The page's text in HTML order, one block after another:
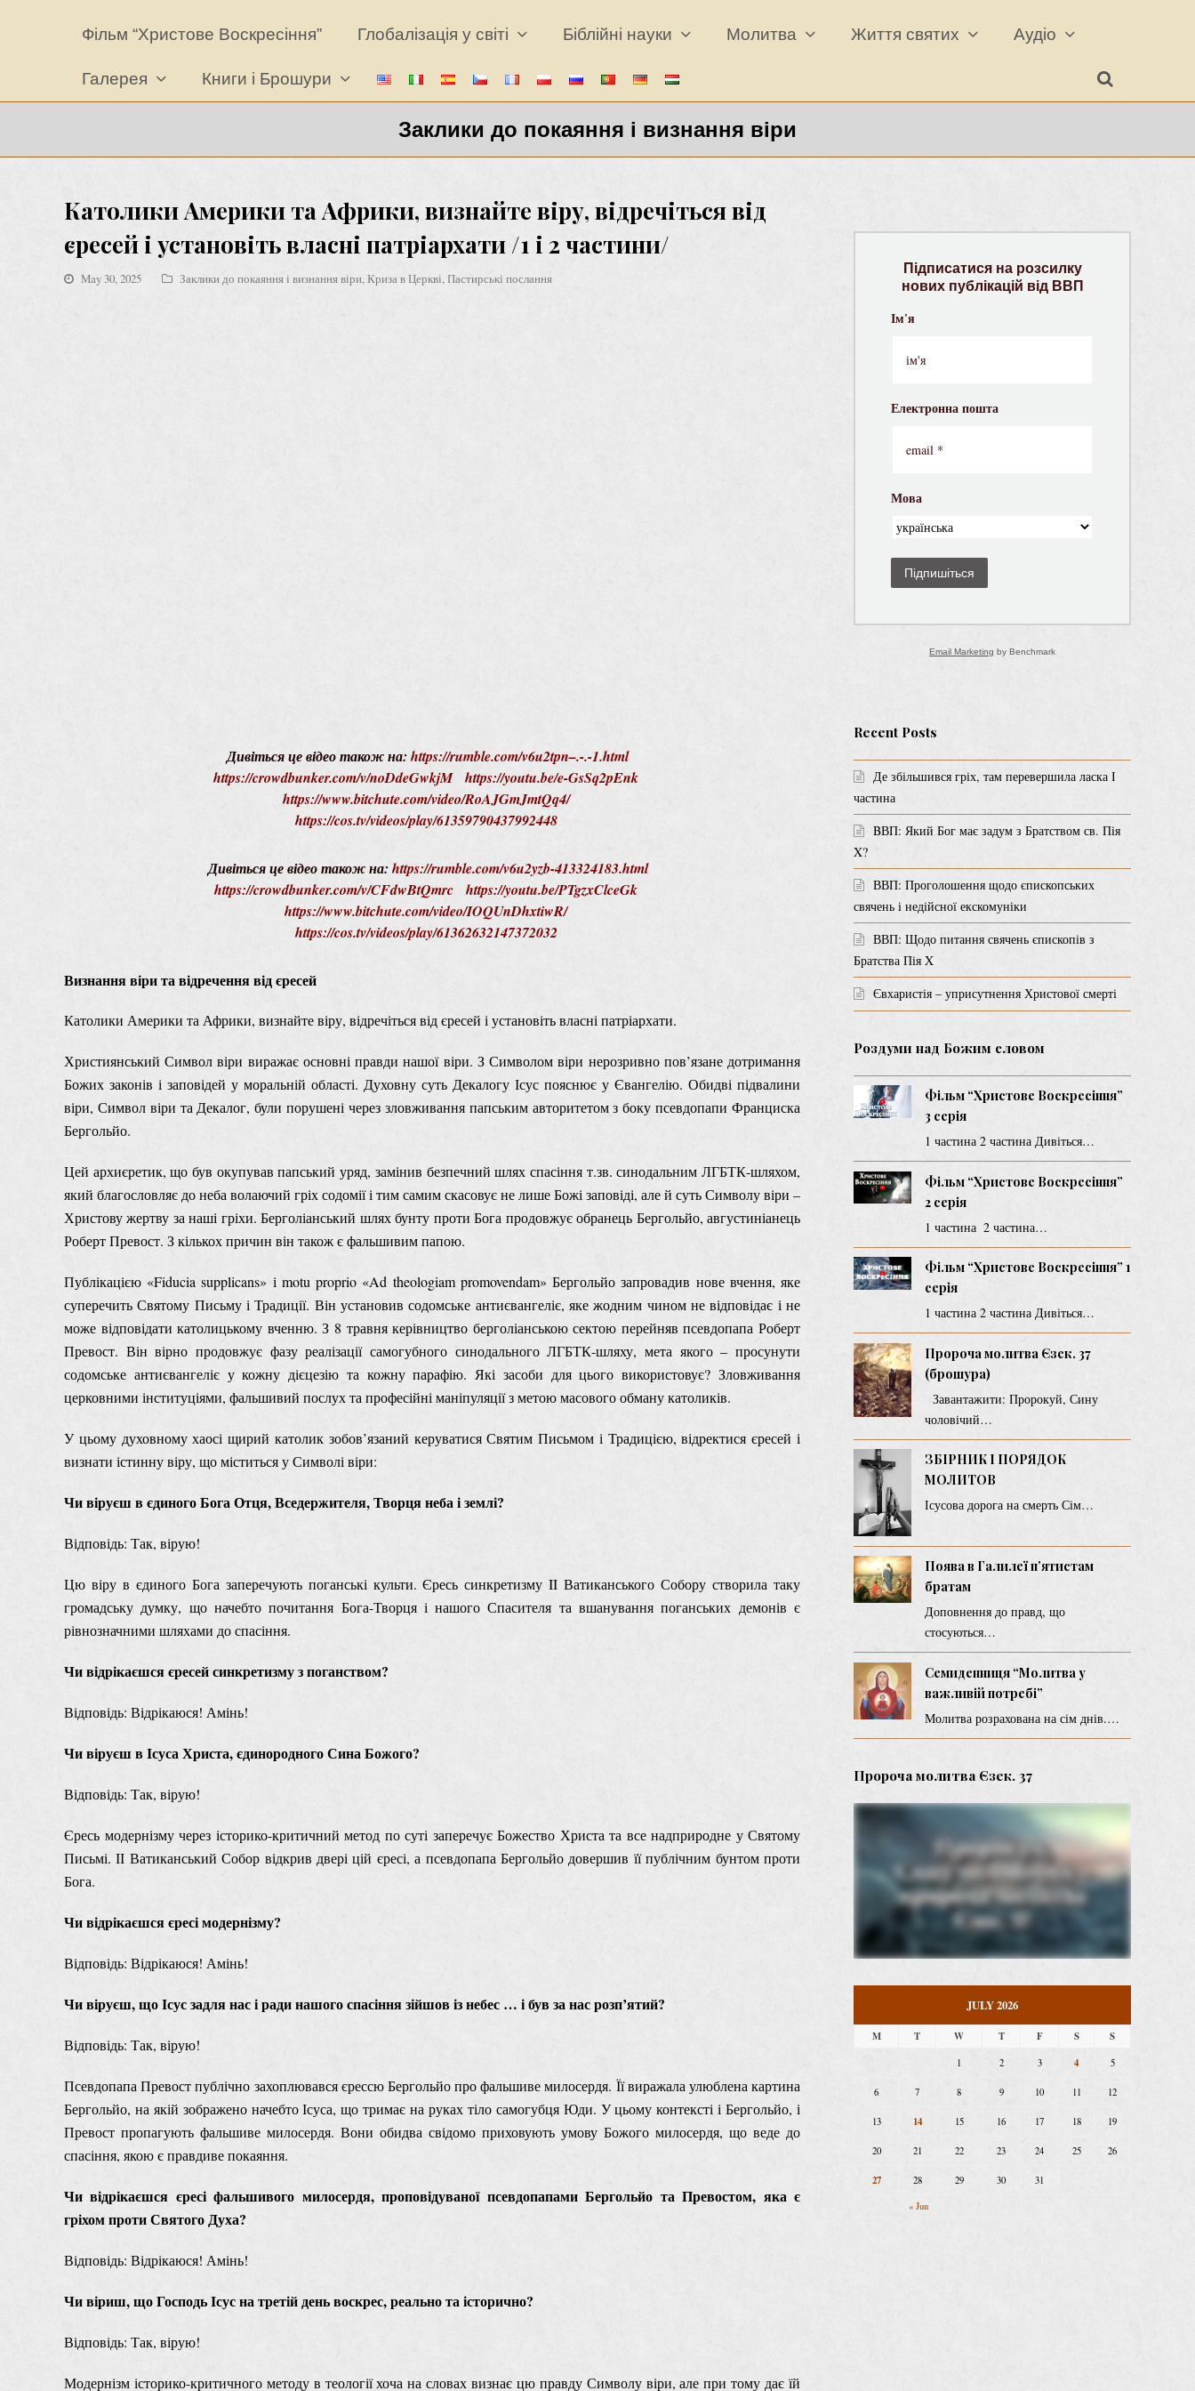
Фільм “Христове Воскресіння” Глобалізація у світі Біблійні науки Молитва Життя святих Аудіо
Галерея Книги і Брошури
Заклики до покаяння і визнання віри
Католики Америки та Африки, визнайте віру, відречіться від
єресей і установіть власні патріархати /1 і 2 частини/
May 30, 2025 Заклики до покаяння і визнання віри,Криза в Церкві,Пастирські послання
Дивіться це відео також на: https://rumble.com/v6u2tpn–.-.-1.html
https://crowdbunker.com/v/noDdeGwkjM
https://youtu.be/e-GsSq2pEnk
https://www.bitchute.com/video/RoAJGmJmtQq4/
https://cos.tv/videos/play/61359790437992448
Дивіться це відео також на: https://rumble.com/v6u2yzb-413324183.html
https://crowdbunker.com/v/CFdwBtQmrc
https://youtu.be/PTgzxClceGk
https://www.bitchute.com/video/IOQUnDhxtiwR/
https://cos.tv/videos/play/61362632147372032
Визнання віри та відречення від єресей
Католики Америки та Африки, визнайте віру, відречіться від єресей і установіть власні патріархати.
Християнський Символ віри виражає основні правди нашої віри. З Символом віри нерозривно пов’язане дотримання
Божих законів і заповідей у моральній області. Духовну суть Декалогу Ісус пояснює у Євангелію. Обидві підвалини
віри, Символ віри та Декалог, були порушені через зловживання папським авторитетом з боку псевдопапи Франциска
Бергольйо.
Цей архиєретик, що був окупував папський уряд, замінив безпечний шлях спасіння т.зв. синодальним ЛГБТК-шляхом,
який благословляє до неба волаючий гріх содомії і тим самим скасовує не лише Божі заповіді, але й суть Символу віри –
Христову жертву за наші гріхи. Берголіанський шлях бунту проти Бога продовжує обранець Бергольйо, августиніанець
Роберт Превост. З кількох причин він також є фальшивим папою.
Публікацією «Fiducia supplicans» і motu proprio «Ad theologiam promovendam» Бергольйо запровадив нове вчення, яке
суперечить Святому Письму і Традиції. Він установив содомське антиєвангеліє, яке жодним чином не відповідає і не
може відповідати католицькому вченню. З 8 травня керівництво берголіанською сектою перейняв псевдопапа Роберт
Превост. Він вірно продовжує фазу реалізації самогубного синодального ЛГБТК-шляху, мета якого – просунути
содомське антиєвангеліє у кожну дієцезію та кожну парафію. Які засоби для цього використовує? Зловживання
церковними інституціями, фальшивий послух та професійні маніпуляції з метою масового обману католиків.
У цьому духовному хаосі щирий католик зобов’язаний керуватися Святим Письмом і Традицією, відректися єресей і
визнати істинну віру, що міститься у Символі віри:
Чи віруєш в єдиного Бога Отця, Вседержителя, Творця неба і землі?
Відповідь: Так, вірую!
Цю віру в єдиного Бога заперечують поганські культи. Єресь синкретизму II Ватиканського Собору створила таку
громадську думку, що начебто почитання Бога-Творця і нашого Спасителя та вшанування поганських демонів є
рівнозначними шляхами до спасіння.
Чи відрікаєшся єресей синкретизму з поганством?
Відповідь: Відрікаюся! Амінь!
Чи віруєш в Ісуса Христа, єдинородного Сина Божого?
Відповідь: Так, вірую!
Єресь модернізму через історико-критичний метод по суті заперечує Божество Христа та все надприродне у Святому
Письмі. ІІ Ватиканський Собор відкрив двері цій єресі, а псевдопапа Бергольйо довершив її публічним бунтом проти
Бога.
Чи відрікаєшся єресі модернізму?
Відповідь: Відрікаюся! Амінь!
Чи віруєш, що Ісус задля нас і ради нашого спасіння зійшов із небес … і був за нас розп’ятий?
Відповідь: Так, вірую!
Псевдопапа Превост публічно захоплювався єрессю Бергольйо про фальшиве милосердя. Її виражала улюблена картина
Бергольйо, на якій зображено начебто Ісуса, що тримає на руках тіло самогубця Юди. У цьому контексті і Бергольйо, і
Превост пропагують фальшиве милосердя. Вони обидва свідомо приховують умову Божого милосердя, що веде до
спасіння, якою є правдиве покаяння.
Чи відрікаєшся єресі фальшивого милосердя, проповідуваної псевдопапами Бергольйо та Превостом, яка є
гріхом проти Святого Духа?
Відповідь: Відрікаюся! Амінь!
Чи віриш, що Господь Ісус на третій день воскрес, реально та історично?
Відповідь: Так, вірую!
Модернізм історико-критичного методу в теології хоча на словах визнає цю правду Символу віри, але при тому дає їй
Підписатися на розсилку
нових публікацій від ВВП
Ім'я
Електронна пошта
Мова
Підпишіться
Email Marketing by Benchmark
Recent Posts
Де збільшився гріх, там перевершила ласка І
частина
BВП: Який Бог має задум з Братством св. Пія
X?
ВВП: Проголошення щодо єпископських
свячень і недійсної екскомуніки
ВВП: Щодо питання свячень єпископів з
Братства Пія X
Євхаристія – уприсутнення Христової смерті
Роздуми над Божим словом
Фільм “Христове Воскресіння”
3 серія
1 частина 2 частина Дивіться…
Фільм “Христове Воскресіння”
2 серія
1 частина 2 частина…
Фільм “Христове Воскресіння” 1
серія
1 частина 2 частина Дивіться…
Пророча молитва Єзек. 37
(брошура)
Завантажити: Пророкуй, Сину
чоловічий…
ЗБІРНИК І ПОРЯДОК
МОЛИТОВ
Ісусова дорога на смерть Сім…
Поява в Галилеї п’ятистам
братам
Доповнення до правд, що
стосуються…
Семиденниця “Молитва у
важливій потребі”
Молитва розрахована на сім днів.…
Пророча молитва Єзек. 37
JULY 2026
M T W T F S S
« Jun
1 2 3 4 5
6 7 8 9 10 11 12
13 14 15 16 17 18 19
20 21 22 23 24 25 26
27 28 29 30 31